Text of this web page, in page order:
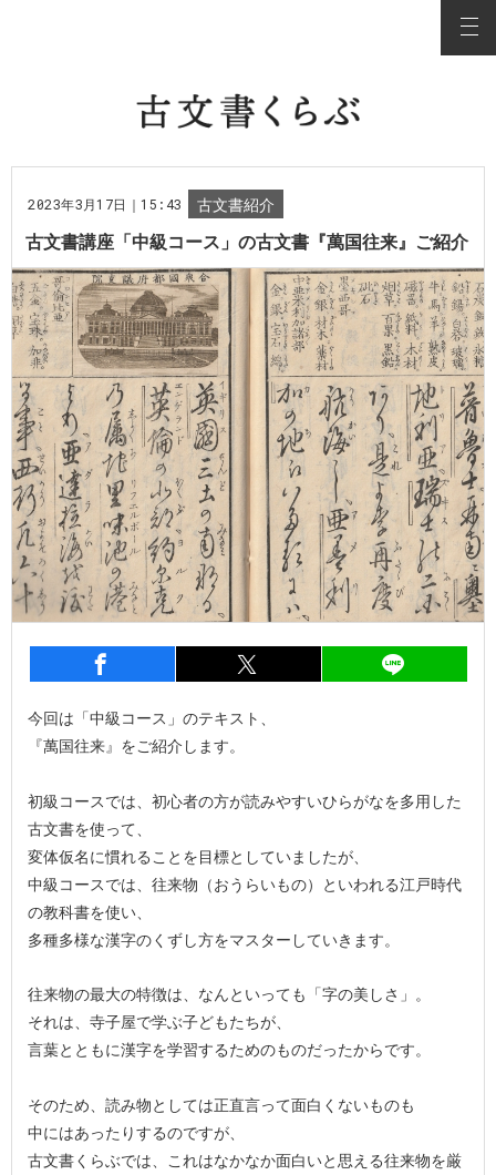
2023年3月17日｜15:43 古文書紹介
古文書講座「中級コース」の古文書『萬国往来』ご紹介
シェア シェア
今回は「中級コース」のテキスト、
『萬国往来』をご紹介します。
初級コースでは、初心者の方が読みやすいひらがなを多用した
古文書を使って、
変体仮名に慣れることを目標としていましたが、
中級コースでは、往来物（おうらいもの）といわれる江戸時代
の教科書を使い、
多種多様な漢字のくずし方をマスターしていきます。
往来物の最大の特徴は、なんといっても「字の美しさ」。
それは、寺子屋で学ぶ子どもたちが、
言葉とともに漢字を学習するためのものだったからです。
そのため、読み物としては正直言って面白くないものも
中にはあったりするのですが、
古文書くらぶでは、これはなかなか面白いと思える往来物を厳